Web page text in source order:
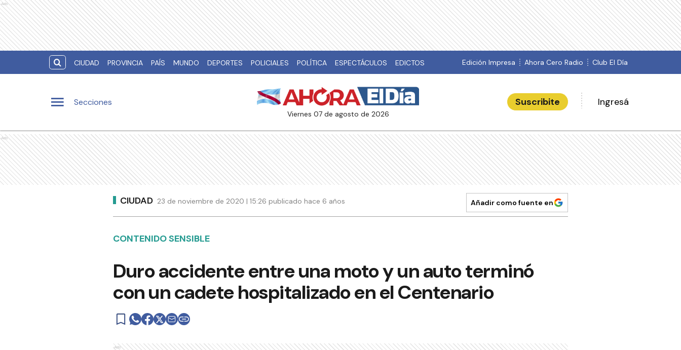
Ads
CIUDAD PROVINCIA PAÍS MUNDO DEPORTES POLICIALES POLÍTICA ESPECTÁCULOS EDICTOS Edición Impresa Ahora Cero Radio Club El Día
Secciones
viernes 07 de agosto de 2026
Suscribite Ingresá
Ads
CIUDAD 23 de noviembre de 2020 | 15:26 publicado hace 6 años Añadir como fuente en
CONTENIDO SENSIBLE
Duro accidente entre una moto y un auto terminó
con un cadete hospitalizado en el Centenario
Ads